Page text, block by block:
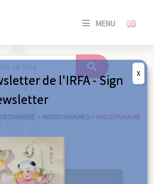
MENU
SE
/
> MISSIONNAIRES > MISSIONNAIRE
de l'IRFA - Sign
X